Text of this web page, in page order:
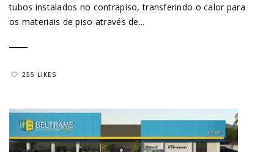
tubos instalados no contrapiso, transferindo o calor para
os materiais de piso através de...
255 LIKES